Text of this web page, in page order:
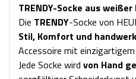
TRENDY-Socke aus
Die TRENDY-Socke von
Stil, Komfort und
Accessoire mit einzigartigem
Jede Socke wird von Hand